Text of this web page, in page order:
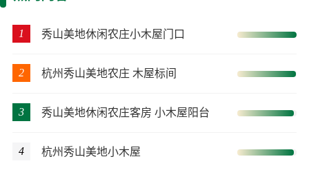
1 秀山美地休闲农庄小木屋门口
2 杭州秀山美地农庄 木屋标间
3 秀山美地休闲农庄客房 小木屋阳台
4 杭州秀山美地小木屋